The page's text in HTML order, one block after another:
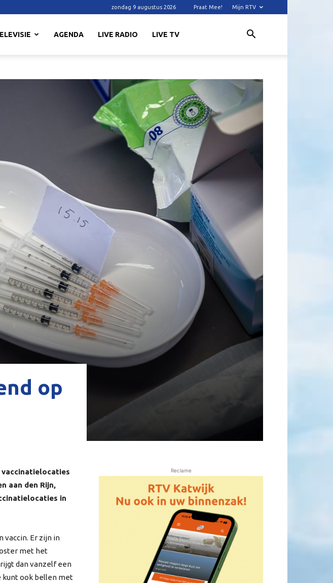
zondag 9 augustus 2026 Praat Mee! Mijn RTV
AGENDA LIVE RADIO LIVE TV
op
vaccinatielocaties
aan den Rijn,
in
vaccin. Er zijn in
met het
dan vanzelf een
kunt ook bellen met
Reclame